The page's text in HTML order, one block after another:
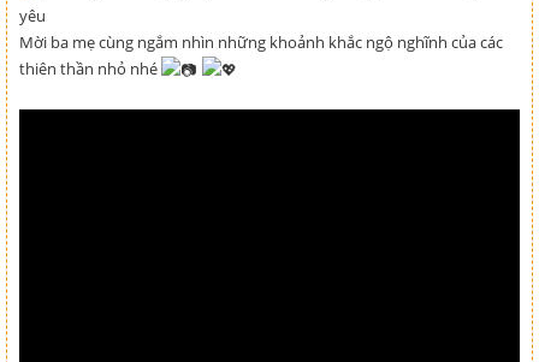
yêu
Mời ba mẹ cùng ngắm nhìn những khoảnh khắc ngộ nghĩnh của các
thiên thần nhỏ nhé